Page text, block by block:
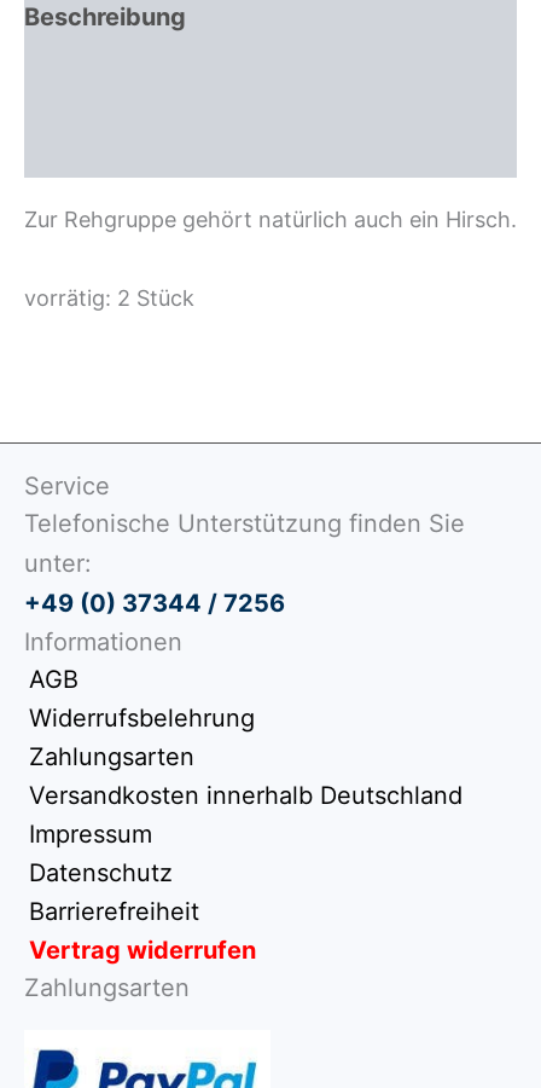
Beschreibung
Zur Rehgruppe gehört natürlich auch ein Hirsch.
vorrätig: 2 Stück
Service
Telefonische Unterstützung finden Sie
unter:
+49 (0) 37344 / 7256
Informationen
AGB
Widerrufsbelehrung
Zahlungsarten
Versandkosten innerhalb Deutschland
Impressum
Datenschutz
Barrierefreiheit
Vertrag widerrufen
Zahlungsarten